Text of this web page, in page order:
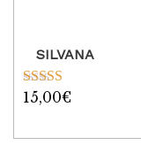
SILVANA
Valutato
15,00€